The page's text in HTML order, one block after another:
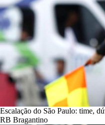
Escalação do São Paulo: time,
RB Bragantino